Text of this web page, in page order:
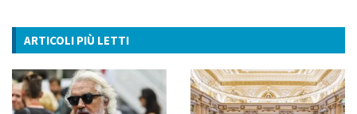
ARTICOLI PIÙ LETTI